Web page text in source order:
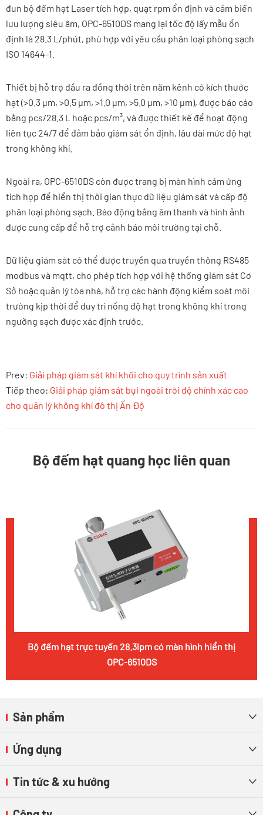
đun bộ đếm hạt Laser tích hợp, quạt rpm ổn định và cảm biến
lưu lượng siêu âm, OPC-6510DS mang lại tốc độ lấy mẫu ổn
định là 28.3 L/phút, phù hợp với yêu cầu phân loại phòng sạch
ISO 14644-1.
Thiết bị hỗ trợ đầu ra đồng thời trên năm kênh có kích thước
hạt (>0.3 μm, >0.5 μm, >1.0 μm, >5.0 μm, >10 μm), được báo cáo
bằng pcs/28.3 L hoặc pcs/m³, và được thiết kế để hoạt động
liên tục 24/7 để đảm bảo giám sát ổn định, lâu dài mức độ hạt
trong không khí.
Ngoài ra, OPC-6510DS còn được trang bị màn hình cảm ứng
tích hợp để hiển thị thời gian thực dữ liệu giám sát và cấp độ
phân loại phòng sạch. Báo động bằng âm thanh và hình ảnh
được cung cấp để hỗ trợ cảnh báo môi trường tại chỗ.
Dữ liệu giám sát có thể được truyền qua truyền thông RS485
modbus và mqtt, cho phép tích hợp với hệ thống giám sát Cơ
Sở hoặc quản lý tòa nhà, hỗ trợ các hành động kiểm soát môi
trường kịp thời để duy trì nồng độ hạt trong không khí trong
ngưỡng sạch được xác định trước.
Prev: Giải pháp giám sát khí khối cho quy trình sản xuất
Tiếp theo: Giải pháp giám sát bụi ngoài trời độ chính xác cao
cho quản lý không khí đô thị Ấn Độ
Bộ đếm hạt quang học liên quan
Bộ đếm hạt trực tuyến 28.3lpm có màn hình hiển thị
OPC-6510DS
Sản phẩm 
Ứng dụng 
Tin tức & xu hướng 